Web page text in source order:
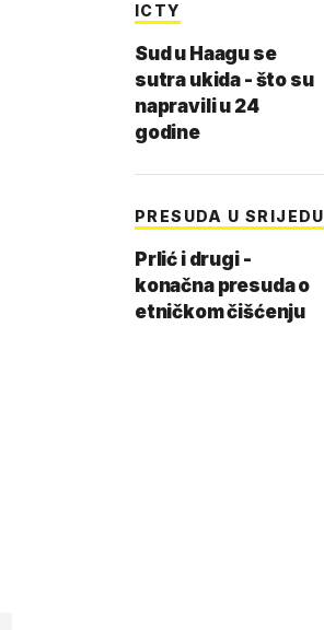
ICTY
Sud u Haagu se
sutra ukida - što su
napravili u 24
godine
PRESUDA U SRIJEDU
Prlić i drugi -
konačna presuda o
etničkom čišćenju